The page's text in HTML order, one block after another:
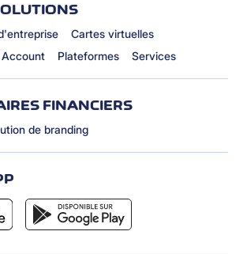
Cartes virtuelles
Plateformes Services
FINANCIERS
de branding